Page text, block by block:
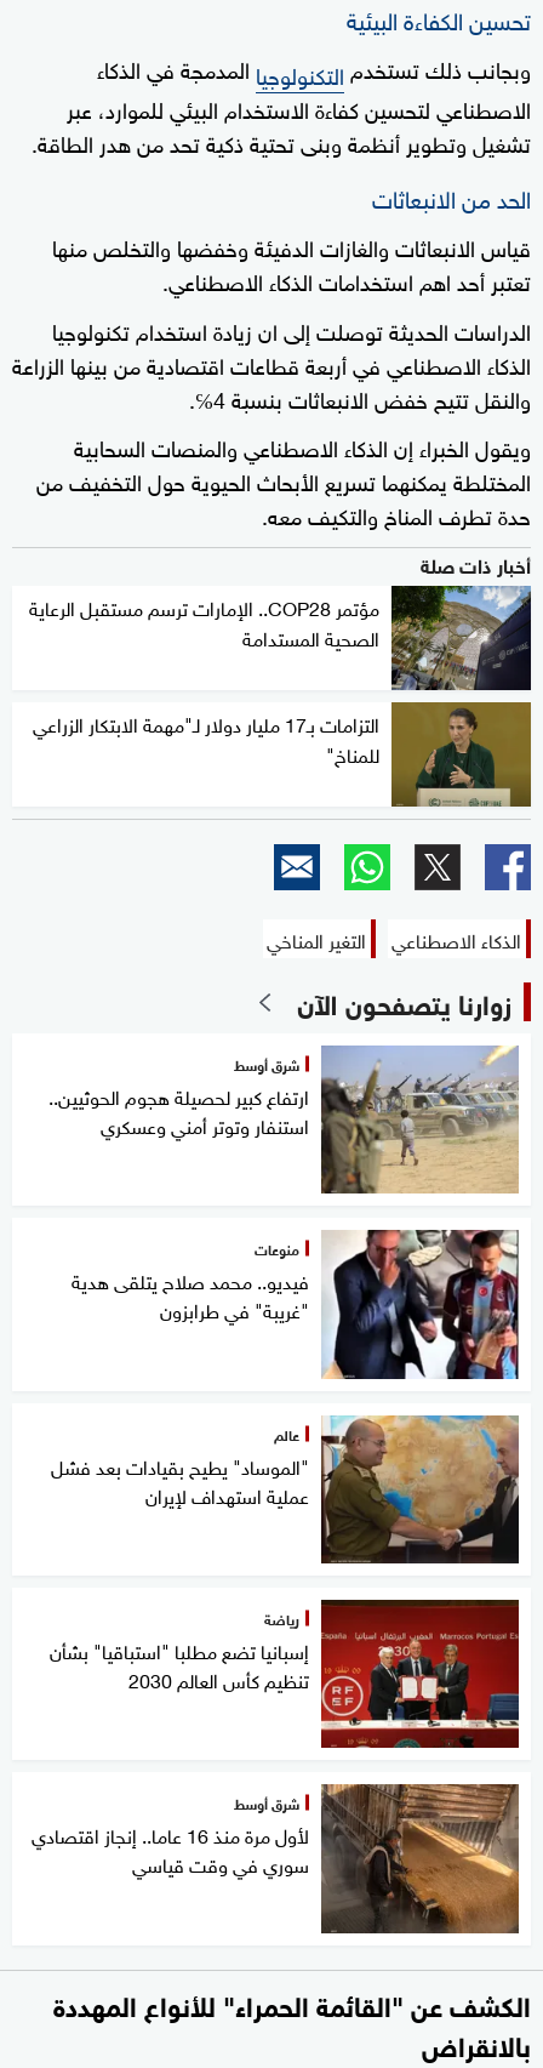
تحسين الكفاءة البيئية
وبجانب ذلك تستخدمالتكنولوجيا المدمجة في الذكاء
الاصطناعي لتحسين كفاءة الاستخدام البيئي للموارد، عبر
تشغيل وتطوير أنظمة وبنى تحتية ذكية تحد من هدر الطاقة.
الحد من الانبعاثات
قياس الانبعاثات والغازات الدفيئة وخفضها والتخلص منها
تعتبر أحد اهم استخدامات الذكاء الاصطناعي.
الدراسات الحديثة توصلت إلى ان زيادة استخدام تكنولوجيا
الذكاء الاصطناعي في أربعة قطاعات اقتصادية من بينها الزراعة
والنقل تتيح خفض الانبعاثات بنسبة 4℅.
ويقول الخبراء إن الذكاء الاصطناعي والمنصات السحابية
المختلطة يمكنهما تسريع الأبحاث الحيوية حول التخفيف من
حدة تطرف المناخ والتكيف معه.
أخبار ذات صلة
مؤتمر COP28.. الإمارات ترسم مستقبل الرعاية
الصحية المستدامة
التزامات بـ17 مليار دولار لـ"مهمة الابتكار الزراعي
للمناخ"
الذكاء الاصطناعي التغير المناخي
زوارنا يتصفحون الآن
شرق أوسط
ارتفاع كبير لحصيلة هجوم الحوثيين..
استنفار وتوتر أمني وعسكري
منوعات
فيديو.. محمد صلاح يتلقى هدية
"غريبة" في طرابزون
عالم
"الموساد" يطيح بقيادات بعد فشل
عملية استهداف لإيران
رياضة
إسبانيا تضع مطلبا "استباقيا" بشأن
تنظيم كأس العالم 2030
شرق أوسط
لأول مرة منذ 16 عاما.. إنجاز اقتصادي
سوري في وقت قياسي
الكشف عن "القائمة الحمراء" للأنواع المهددة
بالانقراض